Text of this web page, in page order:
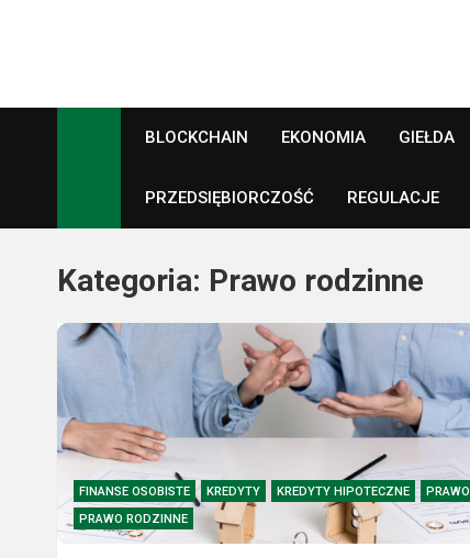
Crypto24.pl
BLOCKCHAIN EKONOMIA GIEŁDA
PRZEDSIĘBIORCZOŚĆ REGULACJE
Kategoria: Prawo rodzinne
FINANSE OSOBISTE KREDYTY KREDYTY HIPOTECZNE
PRAWO
PRAWO RODZINNE